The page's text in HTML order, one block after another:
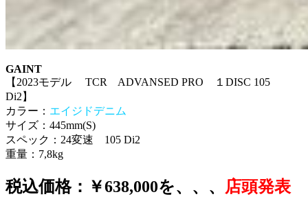
GAINT
【2023モデル TCR ADVANSED PRO １DISC 105
Di2】
カラー： エイジドデニム
サイズ：445mm(S)
スペック：24変速 105 Di2
重量：7,8kg
税込価格：￥638,000を、、、
店頭発表